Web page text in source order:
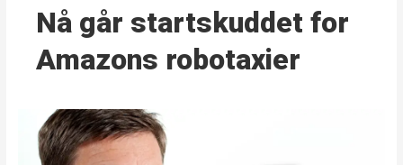
Nå går start­skuddet for
Amazons robotaxier